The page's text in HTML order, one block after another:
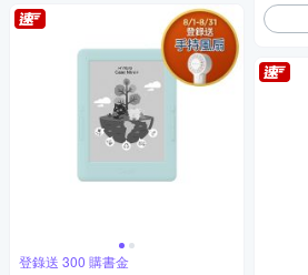
登錄送 300 購書金